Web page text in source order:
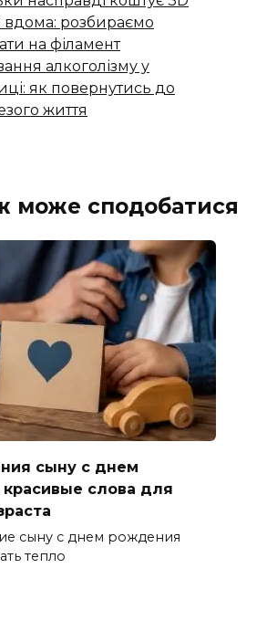
вдома: розбираємо
на філамент
алкоголізму у
як повернутись до
життя
може сподобатися
сыну с днем
слова для
сыну с днем рождения
тепло